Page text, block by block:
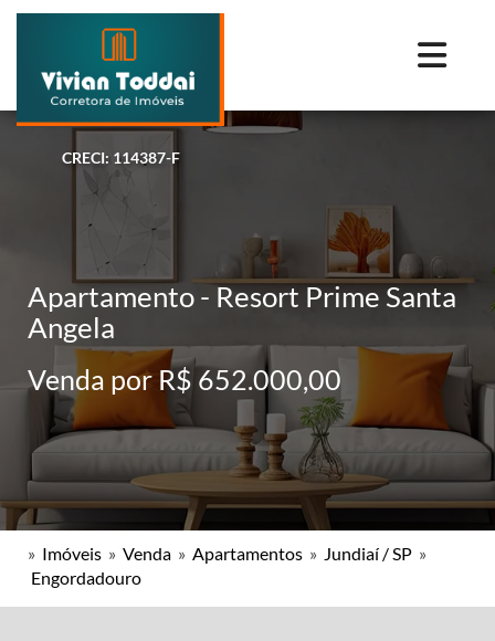
CRECI: 114387-F
Apartamento - Resort Prime Santa
Angela
Venda por R$ 652.000,00
» Imóveis » Venda » Apartamentos » Jundiaí / SP »
Engordadouro